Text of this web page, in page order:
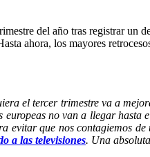
del año tras registrar un
ahora, los mayores
el tercer trimestre va a
no van a llegar
evitar que nos contagiemos
a las televisiones. Una